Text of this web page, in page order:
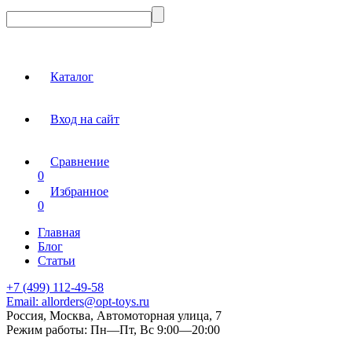
Каталог
Вход на сайт
Сравнение
0
Избранное
0
Главная
Блог
Статьи
+7 (499) 112-49-58
Email: allorders@opt-toys.ru
Россия, Москва, Автомоторная улица, 7
Режим работы: Пн—Пт, Вс 9:00—20:00